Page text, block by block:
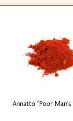
Annatto ''Poor Man's